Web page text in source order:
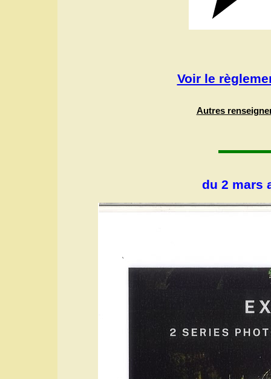
Voir le
Autres
du 2 mars